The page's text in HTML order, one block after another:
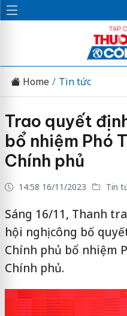
Home Tin tức
Trao quyết
bổ nhiệm Phó
Chính phủ
14:58 16/11/2023 Tin
Sáng 16/11, Thanh
hội nghị công bố
Chính phủ bổ nhiệm
Chính phủ.